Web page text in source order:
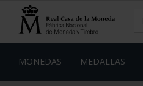
contenido
de
MONEDAS MEDALLAS